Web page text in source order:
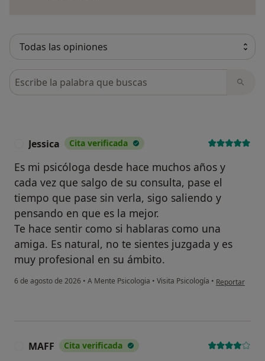
Busca en opiniones
Jessica Cita verificada
Es mi psicóloga desde hace muchos años y
cada vez que salgo de su consulta, pase el
tiempo que pase sin verla, sigo saliendo y
pensando en que es la mejor.
Te hace sentir como si hablaras como una
amiga. Es natural, no te sientes juzgada y es
muy profesional en su ámbito.
6 de agosto de 2026 • A Mente Psicologia • Visita Psicología • en opinión del
Reportar
MAFF Cita verificada